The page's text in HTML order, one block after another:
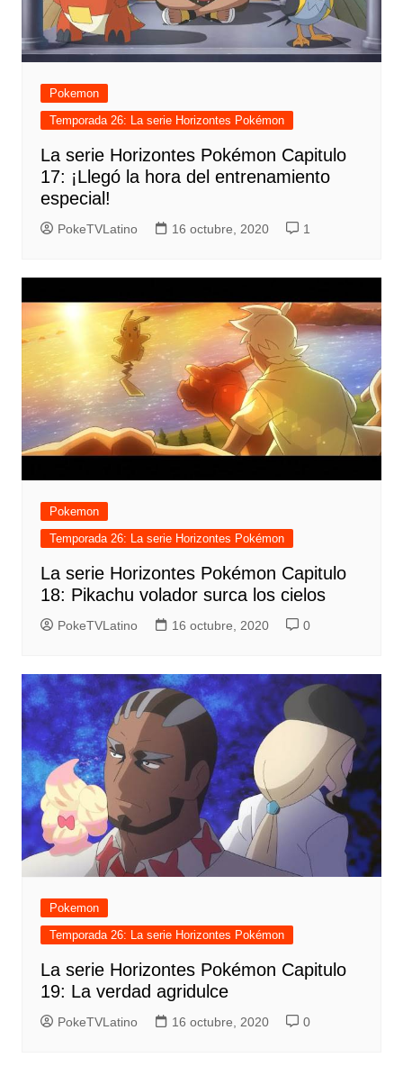
Pokemon
Temporada 26: La serie Horizontes Pokémon
La serie Horizontes Pokémon Capitulo
17: ¡Llegó la hora del entrenamiento
especial!
PokeTVLatino 16 octubre, 2020 1
Pokemon
Temporada 26: La serie Horizontes Pokémon
La serie Horizontes Pokémon Capitulo
18: Pikachu volador surca los cielos
PokeTVLatino 16 octubre, 2020 0
Pokemon
Temporada 26: La serie Horizontes Pokémon
La serie Horizontes Pokémon Capitulo
19: La verdad agridulce
PokeTVLatino 16 octubre, 2020 0